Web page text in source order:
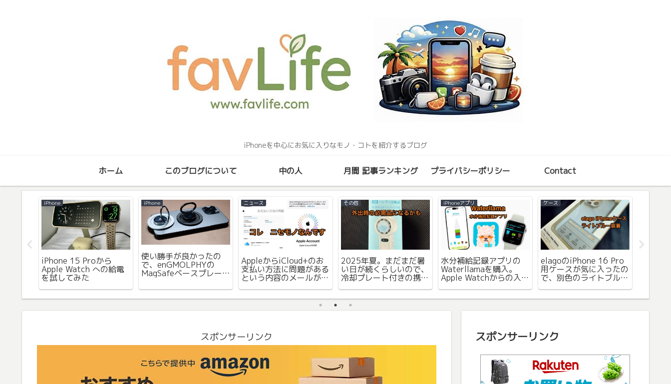
iPhoneを中心にお気に入りなモノ・コトを紹介するブログ
ホーム このブログについて 中の人 月間 記事ランキング プライバシーポリシー Contact
iPhone
iPhone 15 Proから
Apple Watch への給電
を試してみた
iPhone
使い勝手が良かったの
で、enGMOLPHYの
MagSafeベースプレー
トの色違いを購入
ニュース
AppleからiCloud+のお
支払い方法に問題がある
という内容のメールが届
これかな。気をつけまし
ょう。
その他
2025年夏。まだまだ暑
い日が続くらしいので、
冷却プレート付きの携帯
iPhoneアプリ
水分補給記録アプリの
Waterllamaを購入。
Apple Watchからの入力
ケース
elagoのiPhone 16 Pro
用ケースが気に入ったの
で、別色のライトブルー
スポンサーリンク スポンサーリンク